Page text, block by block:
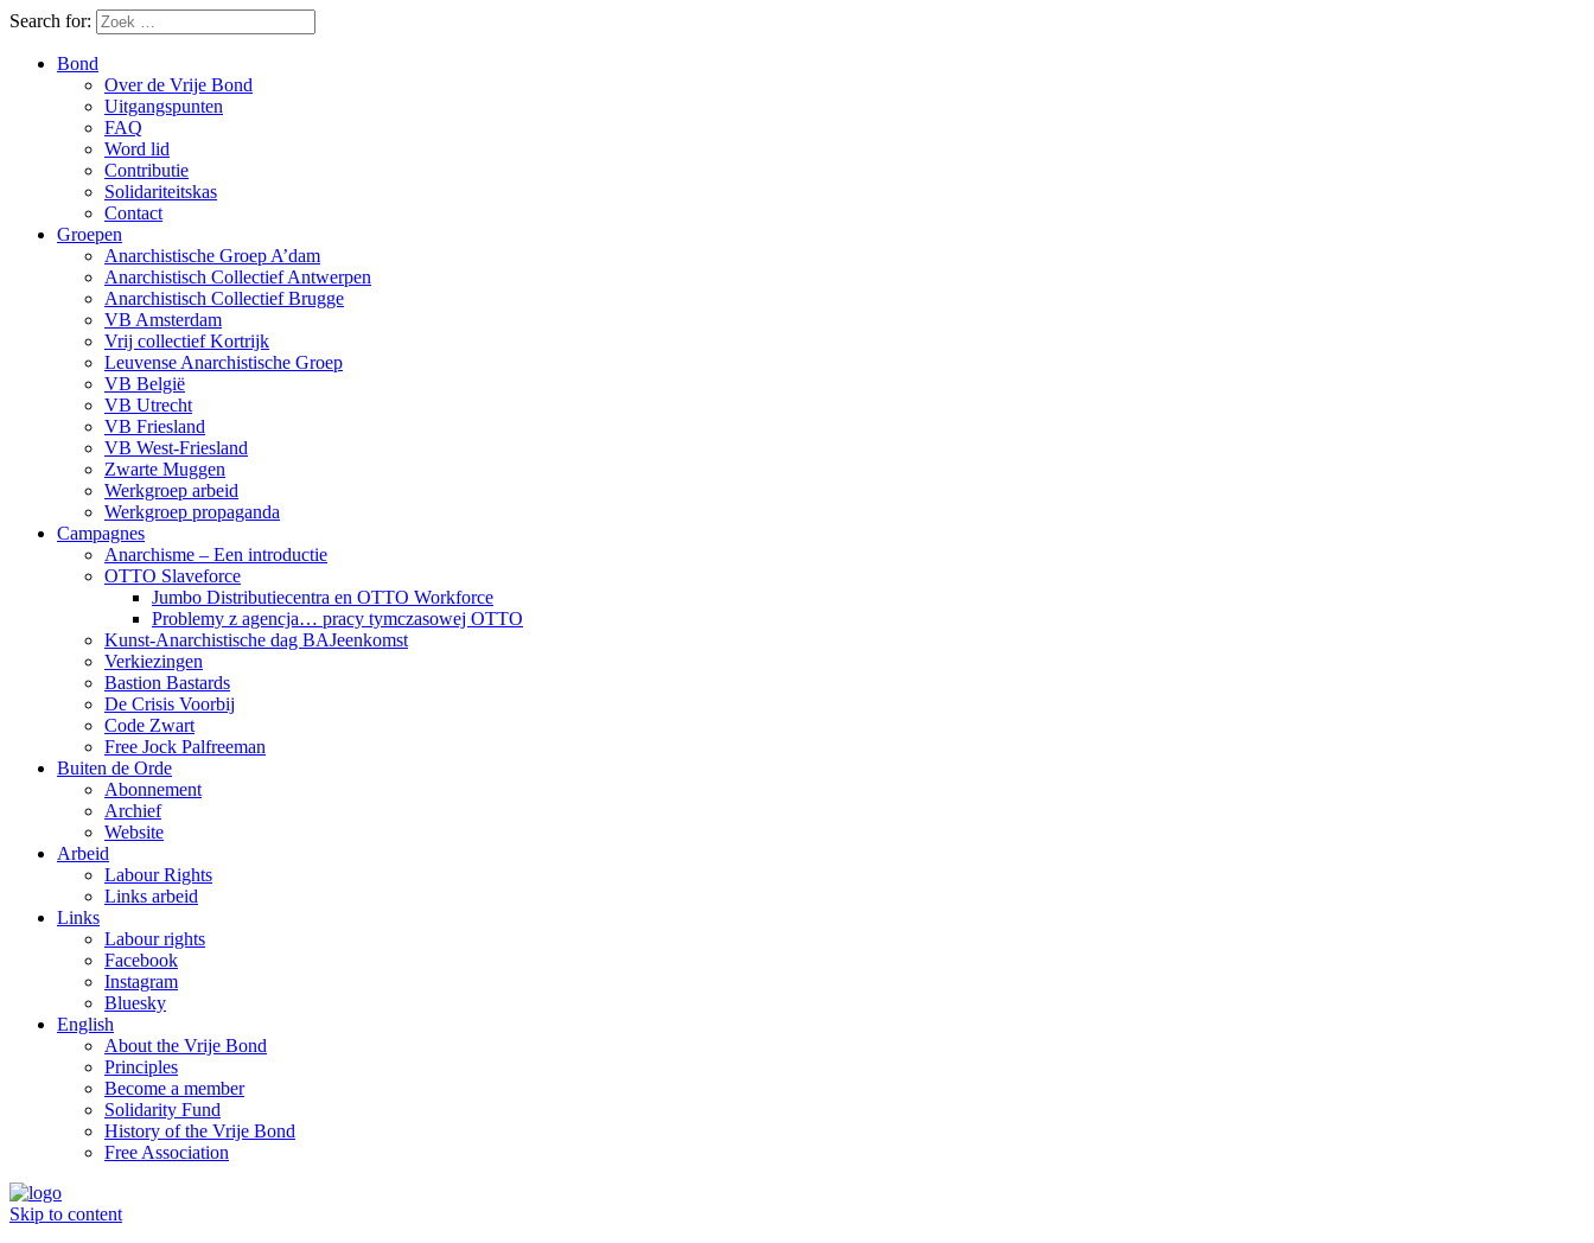
Search for:
Bond
Over de Vrije Bond
Uitgangspunten
FAQ
Word lid
Contributie
Solidariteitskas
Contact
Groepen
Anarchistische Groep A’dam
Anarchistisch Collectief Antwerpen
Anarchistisch Collectief Brugge
VB Amsterdam
Vrij collectief Kortrijk
Leuvense Anarchistische Groep
VB België
VB Utrecht
VB Friesland
VB West-Friesland
Zwarte Muggen
Werkgroep arbeid
Werkgroep propaganda
Campagnes
Anarchisme – Een introductie
OTTO Slaveforce
Jumbo Distributiecentra en OTTO Workforce
Problemy z agencja… pracy tymczasowej OTTO
Kunst-Anarchistische dag BAJeenkomst
Verkiezingen
Bastion Bastards
De Crisis Voorbij
Code Zwart
Free Jock Palfreeman
Buiten de Orde
Abonnement
Archief
Website
Arbeid
Labour Rights
Links arbeid
Links
Labour rights
Facebook
Instagram
Bluesky
English
About the Vrije Bond
Principles
Become a member
Solidarity Fund
History of the Vrije Bond
Free Association
Skip to content